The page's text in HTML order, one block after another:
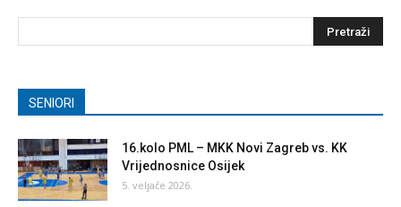
SENIORI
16.kolo PML – MKK Novi Zagreb vs. KK
Vrijednosnice Osijek
5. veljače 2026.